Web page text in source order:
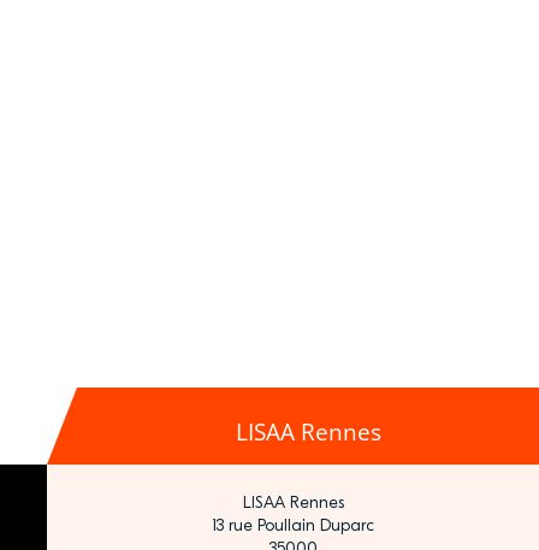
LISAA Rennes
LISAA Rennes
13 rue Poullain Duparc